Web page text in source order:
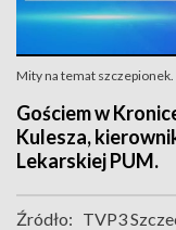
Mity na temat
Gościem w
Kulesza,
Lekarskiej PUM.
Źródło: TVP3